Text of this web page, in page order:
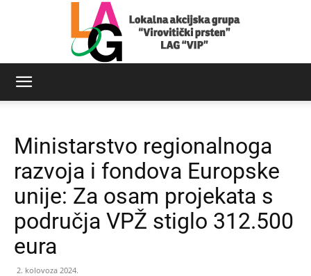
Virovitički
prsten
Ministarstvo regionalnoga
razvoja i fondova Europske
unije: Za osam projekata s
područja VPŽ stiglo 312.500
eura
2. kolovoza 2024.